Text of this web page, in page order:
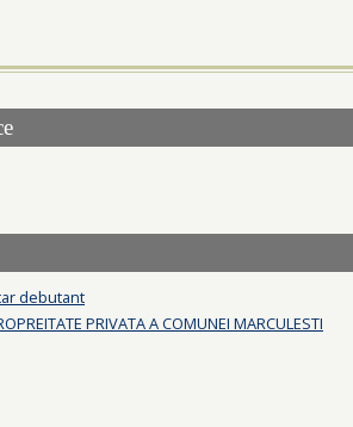
debutant
PRIVATA A COMUNEI MARCULESTI